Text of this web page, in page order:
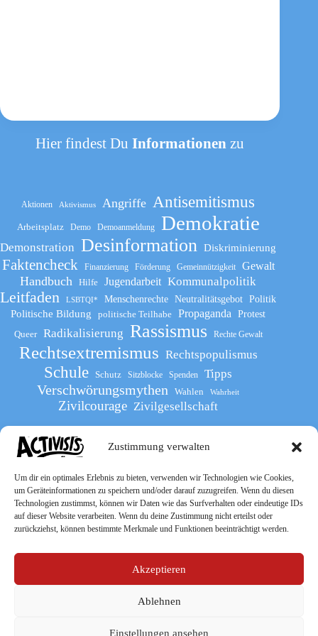
Zustimmung verwalten
Um dir ein optimales Erlebnis zu bieten, verwenden wir Technologien wie Cookies,
um Geräteinformationen zu speichern und/oder darauf zuzugreifen. Wenn du diesen
Technologien zustimmst, können wir Daten wie das Surfverhalten oder eindeutige IDs
auf dieser Website verarbeiten. Wenn du deine Zustimmung nicht erteilst oder
zurückziehst, können bestimmte Merkmale und Funktionen beeinträchtigt werden.
Akzeptieren
Ablehnen
Einstellungen ansehen
Hier findest DuInformationenzu
Aktionen Aktivismus Angriffe Antisemitismus
Arbeitsplatz Demo Demoanmeldung Demokratie
Demonstration Desinformation Diskriminierung
Faktencheck Finanzierung Förderung Gemeinnützigkeit Gewalt
Handbuch Hilfe Jugendarbeit Kommunalpolitik
Leitfaden LSBTQI* Menschenrechte Neutralitätsgebot Politik
Politische Bildung politische Teilhabe Propaganda
Protest
Queer
Radikalisierung Rassismus Rechte Gewalt
Rechtsextremismus Rechtspopulismus
Schule Schutz Sitzblocke Spenden Tipps
Verschwörungsmythen Wahlen Wahrheit
Zivilcourage Zivilgesellschaft
Werde Teil des The Activists Guide